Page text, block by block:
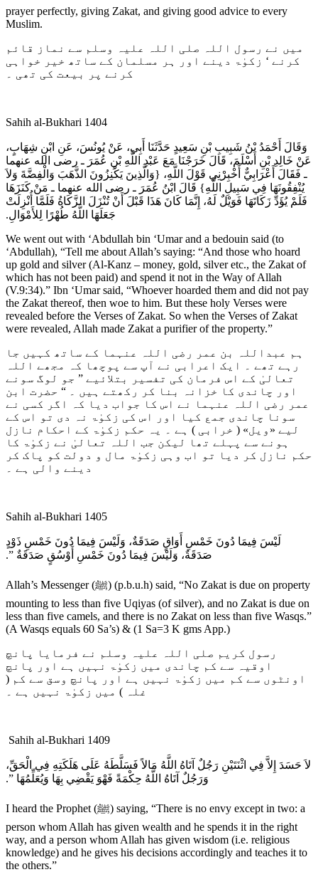
prayer perfectly, giving Zakat, and giving good advice to every
Muslim.
میں نے رسول اللہ صلی اللہ علیہ وسلم سے نماز قائم
کرنے ‘ زکوٰۃ دینے اور ہر مسلمان کے ساتھ خیر خواہی
کرنے پر بیعت کی تھی ۔
Sahih al-Bukhari 1404
وَقَالَ أَحْمَدُ بْنُ شَبِيبِ بْنِ سَعِيدٍ حَدَّثَنَا أَبِي، عَنْ يُونُسَ، عَنِ ابْنِ شِهَابٍ،
عَنْ خَالِدِ بْنِ أَسْلَمَ، قَالَ خَرَجْنَا مَعَ عَبْدِ اللَّهِ بْنِ عُمَرَ ـ رضى الله عنهما
ـ فَقَالَ أَعْرَابِيٌّ أَخْبِرْنِي قَوْلَ اللَّهِ، ‏{‏وَالَّذِينَ يَكْنِزُونَ الذَّهَبَ وَالْفِضَّةَ وَلاَ
يُنْفِقُونَهَا فِي سَبِيلِ اللَّهِ‏}‏ قَالَ ابْنُ عُمَرَ ـ رضى الله عنهما ـ مَنْ كَنَزَهَا
فَلَمْ يُؤَدِّ زَكَاتَهَا فَوَيْلٌ لَهُ، إِنَّمَا كَانَ هَذَا قَبْلَ أَنْ تُنْزَلَ الزَّكَاةُ فَلَمَّا أُنْزِلَتْ
جَعَلَهَا اللَّهُ طُهْرًا لِلأَمْوَالِ‏.‏
We went out with ‘Abdullah bin ‘Umar and a bedouin said (to
‘Abdullah), “Tell me about Allah’s saying: “And those who hoard
up gold and silver (Al-Kanz – money, gold, silver etc., the Zakat of
which has not been paid) and spend it not in the Way of Allah
(V.9:34).” Ibn ‘Umar said, “Whoever hoarded them and did not pay
the Zakat thereof, then woe to him. But these holy Verses were
revealed before the Verses of Zakat. So when the Verses of Zakat
were revealed, Allah made Zakat a purifier of the property.”
ہم عبداللہ بن عمر رضی اللہ عنہما کے ساتھ کہیں جا
رہے تھے ۔ ایک اعرابی نے آپ سے پوچھا کہ مجھے اللہ
تعالیٰ کے اس فرمان کی تفسیر بتلائیے ” جو لوگ سونے
اور چاندی کا خزانہ بنا کر رکھتے ہیں ۔ “ حضرت ابن
عمر رضی اللہ عنہما نے اس کا جواب دیا کہ اگر کسی نے
سونا چاندی جمع کیا اور اس کی زکوٰۃ نہ دی تو اس کے
لیے «ويل» ( خرابی ) ہے ۔ یہ حکم زکوٰۃ کے احکام نازل
ہونے سے پہلے تھا لیکن جب اللہ تعالیٰ نے زکوٰۃ کا
حکم نازل کر دیا تو اب وہی زکوٰۃ مال و دولت کو پاک کر
دینے والی ہے ۔
Sahih al-Bukhari 1405
لَيْسَ فِيمَا دُونَ خَمْسِ أَوَاقٍ صَدَقَةٌ، وَلَيْسَ فِيمَا دُونَ خَمْسِ ذَوْدٍ
صَدَقَةٌ، وَلَيْسَ فِيمَا دُونَ خَمْسِ أَوْسُقٍ صَدَقَةٌ ‏”‏‏.‏
Allah’s Messenger (ﷺ) (p.b.u.h) said, “No Zakat is due on property
mounting to less than five Uqiyas (of silver), and no Zakat is due on
less than five camels, and there is no Zakat on less than five Wasqs.”
(A Wasqs equals 60 Sa’s) & (1 Sa=3 K gms App.)
رسول کریم صلی اللہ علیہ وسلم نے فرمایا پانچ
اوقیہ سے کم چاندی میں زکوٰۃ نہیں ہے اور پانچ
اونٹوں سے کم میں زکوٰۃ نہیں ہے اور پانچ وسق سے کم (
غلہ ) میں زکوٰۃ نہیں ہے ۔
Sahih al-Bukhari 1409
لاَ حَسَدَ إِلاَّ فِي اثْنَتَيْنِ رَجُلٌ آتَاهُ اللَّهُ مَالاً فَسَلَّطَهُ عَلَى هَلَكَتِهِ فِي الْحَقِّ،
وَرَجُلٌ آتَاهُ اللَّهُ حِكْمَةً فَهْوَ يَقْضِي بِهَا وَيُعَلِّمُهَا ‏”‏‏.‏
I heard the Prophet (ﷺ) saying, “There is no envy except in two: a
person whom Allah has given wealth and he spends it in the right
way, and a person whom Allah has given wisdom (i.e. religious
knowledge) and he gives his decisions accordingly and teaches it to
the others.”